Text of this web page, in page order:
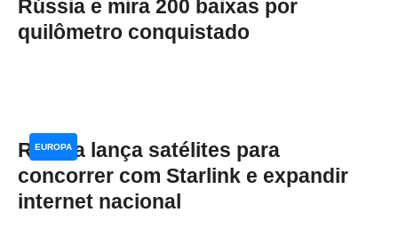
Rússia e mira 200 baixas por
quilômetro conquistado
Rússia lança satélites para
concorrer com Starlink e expandir
internet nacional
EUROPA